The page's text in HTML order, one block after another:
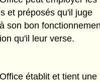
et préposés qu'il juge
son bon
qu'il leur verse.
établit et tient une